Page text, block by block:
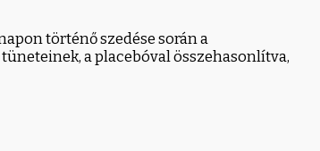
történő szedése során a
a placebóval összehasonlítva,